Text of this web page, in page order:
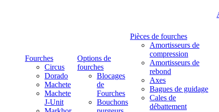
Fourches
Circus
Dorado
Machete
Machete
J-Unit
Options de
fourches
Blocages
de
Fourches
Bouchons
Pièces de fourches
Amortisseurs de
compression
Amortisseurs de
rebond
Axes
Bagues de guidage
Cales de
débattement